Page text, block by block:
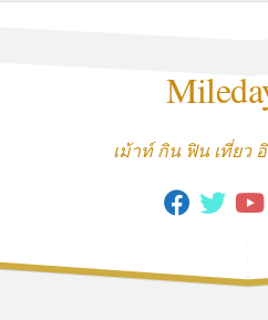
เม้าท์ กิน ฟิน เที่ยว